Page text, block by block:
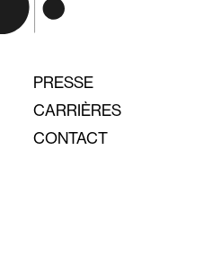
PRESSE
CARRIÈRES
CONTACT